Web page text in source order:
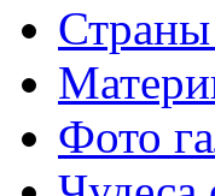
Фото